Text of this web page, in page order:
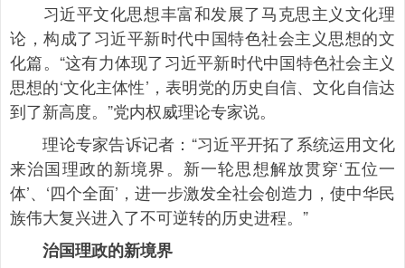
习近平文化思想丰富和发展了马克思主义文化理
论，构成了习近平新时代中国特色社会主义思想的文
化篇。“这有力体现了习近平新时代中国特色社会主义
思想的‘文化主体性’，表明党的历史自信、文化自信达
到了新高度。”党内权威理论专家说。
理论专家告诉记者：“习近平开拓了系统运用文化
来治国理政的新境界。新一轮思想解放贯穿‘五位一
体’、‘四个全面’，进一步激发全社会创造力，使中华民
族伟大复兴进入了不可逆转的历史进程。”
治国理政的新境界